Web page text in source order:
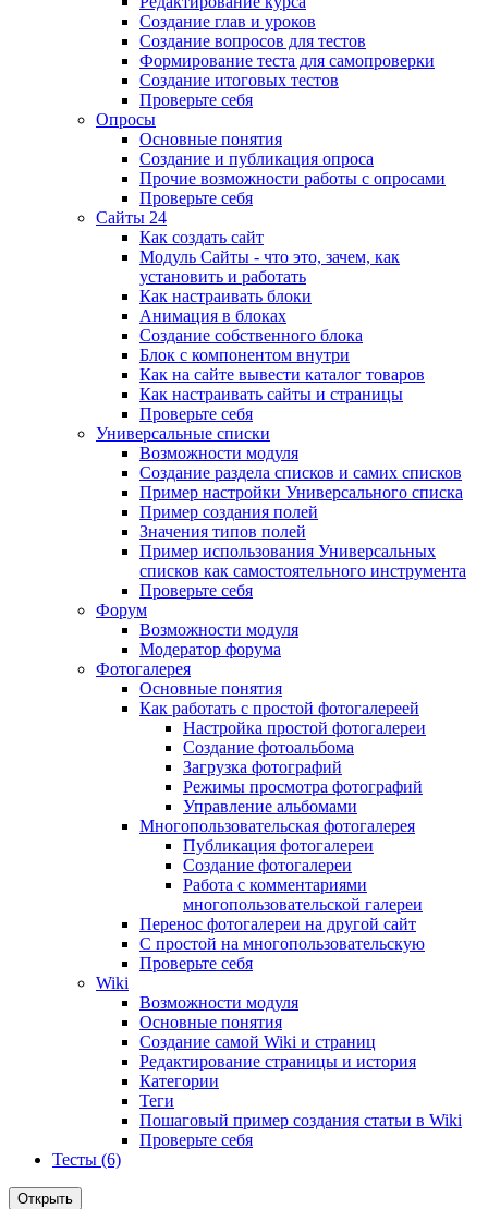
Создание глав и уроков
Создание вопросов для тестов
Формирование теста для самопроверки
Создание итоговых тестов
Проверьте себя
Опросы
Основные понятия
Создание и публикация опроса
Прочие возможности работы с опросами
Проверьте себя
Сайты 24
Как создать сайт
Модуль Сайты - что это, зачем, как
установить и работать
Как настраивать блоки
Анимация в блоках
Создание собственного блока
Блок с компонентом внутри
Как на сайте вывести каталог товаров
Как настраивать сайты и страницы
Проверьте себя
Универсальные списки
Возможности модуля
Создание раздела списков и самих списков
Пример настройки Универсального списка
Пример создания полей
Значения типов полей
Пример использования Универсальных
списков как самостоятельного инструмента
Проверьте себя
Форум
Возможности модуля
Модератор форума
Фотогалерея
Основные понятия
Как работать с простой фотогалереей
Настройка простой фотогалереи
Создание фотоальбома
Загрузка фотографий
Режимы просмотра фотографий
Управление альбомами
Многопользовательская фотогалерея
Публикация фотогалереи
Создание фотогалереи
Работа с комментариями
многопользовательской галереи
Перенос фотогалереи на другой сайт
С простой на многопользовательскую
Проверьте себя
Wiki
Возможности модуля
Основные понятия
Создание самой Wiki и страниц
Редактирование страницы и история
Категории
Теги
Пошаговый пример создания статьи в Wiki
Проверьте себя
Тесты (6)
Открыть